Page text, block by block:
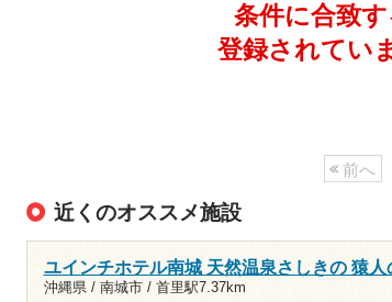
条件に合致
登録されてい
前へ
近くのオススメ施設
ユインチホテル南城 天然温泉さしきの 猿人
沖縄県 / 南城市 / 首里駅7.37km